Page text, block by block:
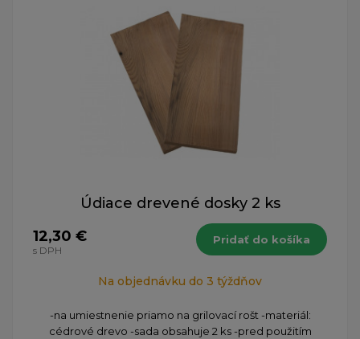
Údiace drevené dosky 2 ks
12,30 €
s DPH
Pridať do košíka
Na objednávku do 3 týždňov
-na umiestnenie priamo na grilovací rošt -materiál:
cédrové drevo -sada obsahuje 2 ks -pred použitím